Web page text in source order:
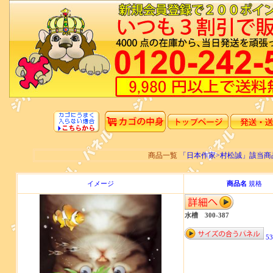
商品一覧 「日本作家>村松誠」該
イメージ 商品名 規格
水槽 300-387
53